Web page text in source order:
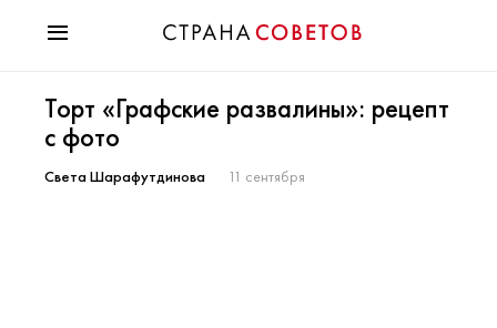
Мода
Звезды
Гороскопы
Торт «Графские развалины»: рецепт
с фото
Света Шарафутдинова 11 сентября